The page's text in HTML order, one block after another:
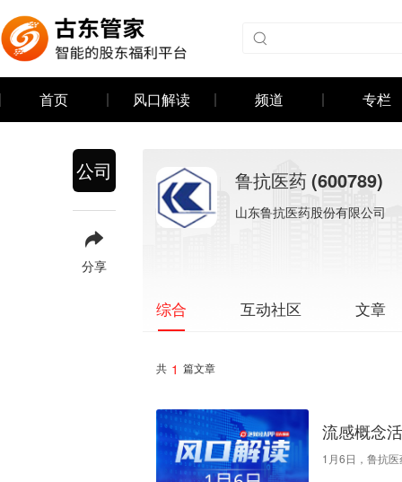
首页 风口解读 频道 专栏
公司
分享
鲁抗医药(600789)
山东鲁抗医药股份有限公司
综合 互动社区 文章
共 1 篇文章
流感概念
变化
1月6日，鲁抗